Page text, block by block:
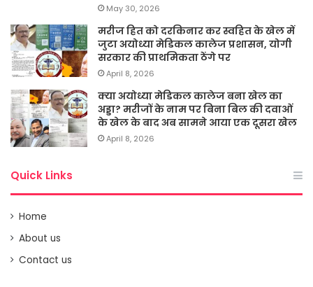
May 30, 2026
मरीज हित को दरकिनार कर स्वहित के खेल में
जुटा अयोध्या मेडिकल कालेज प्रशासन, योगी
सरकार की प्राथमिकता ठेंगे पर
April 8, 2026
क्या अयोध्या मेडिकल कालेज बना खेल का
अड्डा? मरीजों के नाम पर बिना बिल की दवाओं
के खेल के बाद अब सामने आया एक दूसरा खेल
April 8, 2026
Quick Links
Home
About us
Contact us